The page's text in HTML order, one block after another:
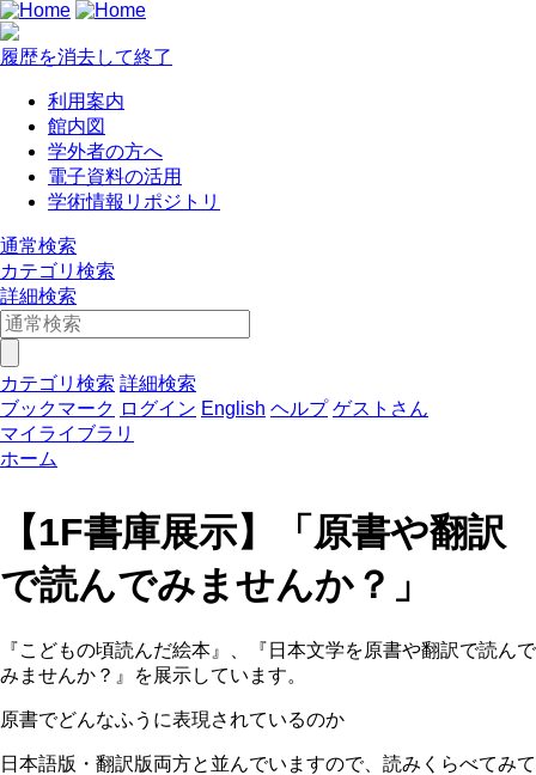
履歴を消去して終了
利用案内
館内図
学外者の方へ
電子資料の活用
学術情報リポジトリ
通常検索
カテゴリ検索
詳細検索
カテゴリ検索 詳細検索
ブックマーク ログイン English ヘルプ ゲストさん
マイライブラリ
ホーム
【1F書庫展示】「原書や翻訳
で読んでみませんか？」
『こどもの頃読んだ絵本』、『日本文学を原書や翻訳で読んで
みませんか？』を展示しています。
原書でどんなふうに表現されているのか
日本語版・翻訳版両方と並んでいますので、読みくらべてみて